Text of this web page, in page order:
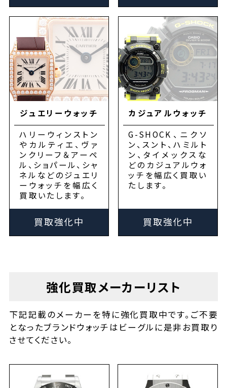
ジュエリーウォッチ
ハリーウィンストン
やカルティエ、ヴァ
ンクリーフ＆アーペ
ル、ショパール、シャ
ネルなどのジュエリ
ーウォッチを幅広く
買取いたします。
買取強化中
カジュアルウォッチ
G-SHOCK、ニクソ
ン、スント、ハミルト
ン、タイメックスな
どのカジュアルウォ
ッチを幅広く買取い
たします。
買取強化中
強化買取メーカーリスト
下記記載のメーカーを特に強化買取中です。ご不要
となったブランドウォッチはビーグルに是非お買取り
させてください。